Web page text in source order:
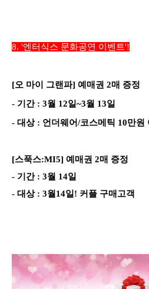
8. '엔터식스 문화공연 이벤트'!
[오 마이 그랜파] 예매권 2매 증정
- 기간: 3월 12일~3월 13일
- 대상: 언더웨어/코스메틱 10만원
[스푹스:MI5] 예매권 2매 증정
- 기간: 3월 14일
- 대상: 3월14일! 커플 구매고객